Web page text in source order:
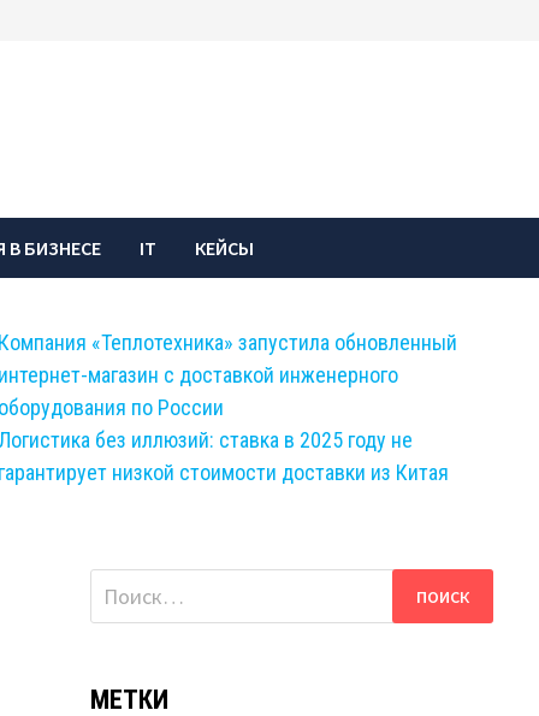
В БИЗНЕСЕ IT КЕЙСЫ
Компания «Теплотехника» запустила обновленный
интернет-магазин с доставкой инженерного
оборудования по России
Логистика без иллюзий: ставка в 2025 году не
гарантирует низкой стоимости доставки из Китая
Найти:
МЕТКИ